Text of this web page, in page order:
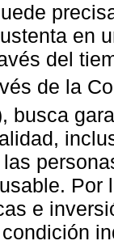
en
del
de la
busca
Por
e